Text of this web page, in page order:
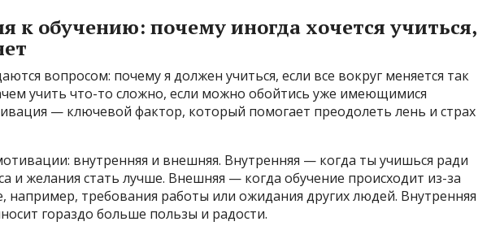
к обучению: почему иногда хочется учиться,
вопросом: почему я должен учиться, если все вокруг меняется так
учить что-то сложно, если можно обойтись уже имеющимися
— ключевой фактор, который помогает преодолеть лень и страх
внутренняя и внешняя. Внутренняя — когда ты учишься ради
и желания стать лучше. Внешняя — когда обучение происходит из-за
например, требования работы или ожидания других людей. Внутренняя
гораздо больше пользы и радости.